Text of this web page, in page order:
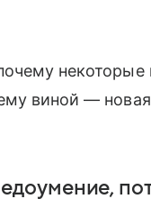
некоторые
виной —